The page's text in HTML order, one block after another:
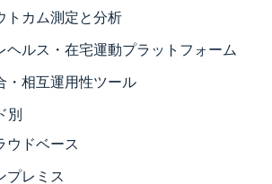
トカム測定と分析
ヘルス・在宅運動プラットフォーム
・相互運用性ツール
別
ウドベース
プレミス